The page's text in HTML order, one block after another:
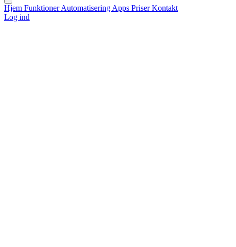
Hjem FunktionerAutomatisering Apps PriserKontakt
Log ind